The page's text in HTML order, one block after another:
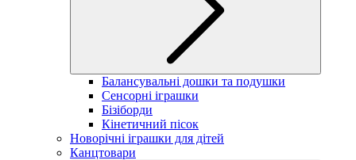
Балансувальні дошки та подушки
Сенсорні іграшки
Бізіборди
Кінетичний пісок
Новорічні іграшки для дітей
Канцтовари